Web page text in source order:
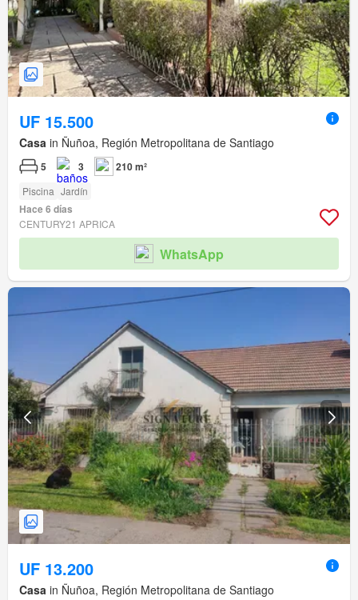
UF 15.500
Casa in Ñuñoa, Región Metropolitana de Santiago
5 3 210 m²
Piscina Jardín
Hace 6 días
CENTURY21 APRICA
WhatsApp
UF 13.200
Casa in Ñuñoa, Región Metropolitana de Santiago